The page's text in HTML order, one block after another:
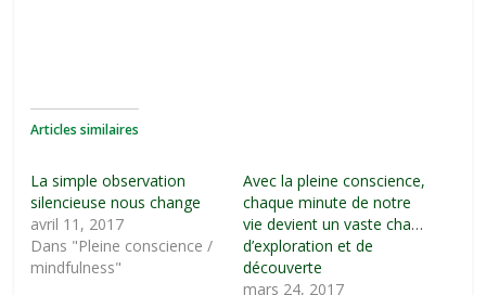
Articles similaires
La simple observation
silencieuse nous change
avril 11, 2017
Dans "Pleine conscience /
mindfulness"
Avec la pleine conscience,
chaque minute de notre
vie devient un vaste champ
d’exploration et de
découverte
mars 24, 2017